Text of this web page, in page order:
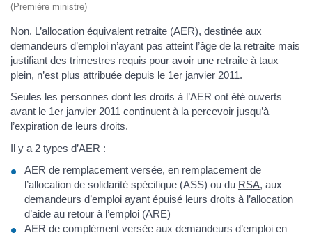
(Première ministre)
Non. L’allocation équivalent retraite (AER), destinée aux
demandeurs d’emploi n’ayant pas atteint l’âge de la retraite mais
justifiant des trimestres requis pour avoir une retraite à taux
plein, n’est plus attribuée depuis le 1er janvier 2011.
Seules les personnes dont les droits à l’AER ont été ouverts
avant le 1er janvier 2011 continuent à la percevoir jusqu’à
l’expiration de leurs droits.
Il y a 2 types d’AER :
AER de remplacement versée, en remplacement de
l’allocation de solidarité spécifique (ASS) ou du RSA, aux
demandeurs d’emploi ayant épuisé leurs droits à l’allocation
d’aide au retour à l’emploi (ARE)
AER de complément versée aux demandeurs d’emploi en